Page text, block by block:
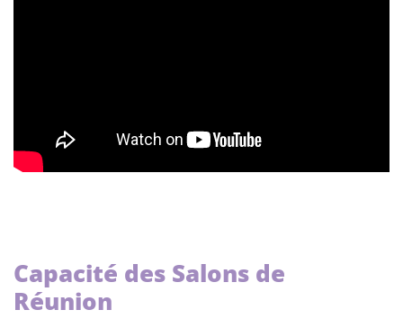
Capacité des Salons de
Réunion